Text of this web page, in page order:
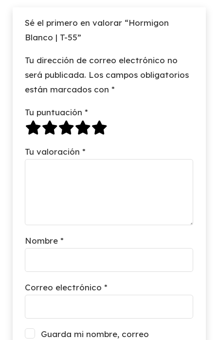
Sé el primero en valorar “Hormigon
Blanco | T-55”
Tu dirección de correo electrónico no
será publicada. Los campos obligatorios
están marcados con *
Tu puntuación *
Tu valoración *
Nombre *
Correo electrónico *
Guarda mi nombre, correo